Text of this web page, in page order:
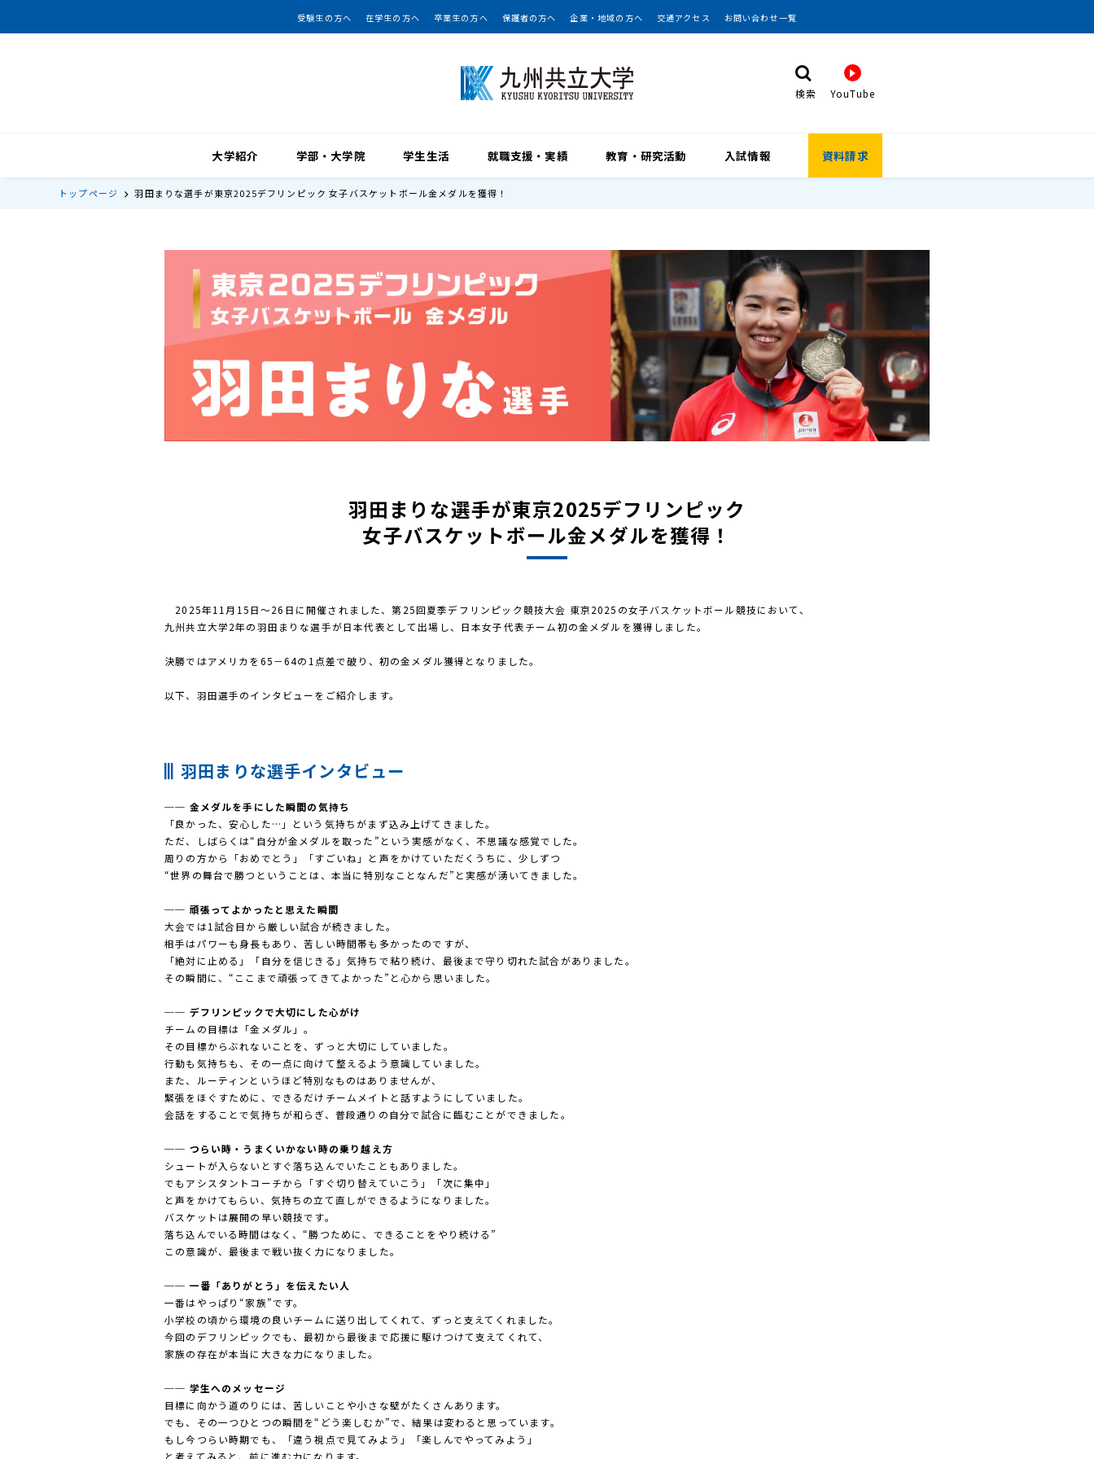
受験生の方へ 在学生の方へ 卒業生の方へ 保護者の方へ 企業・地域の方へ 交通アクセス お問い合わせ一覧
検索 YouTube
大学紹介 学部・大学院 学生生活 就職支援・実績 教育・研究活動 入試情報 資料請求
トップページ 羽田まりな選手が東京2025デフリンピック 女子バスケットボール金メダルを獲得！
羽田まりな選手が東京2025デフリンピック
女子バスケットボール金メダルを獲得！
2025年11月15日～26日に開催されました、第25回夏季デフリンピック競技大会 東京2025の女子バスケットボール競技において、
九州共立大学2年の羽田まりな選手が日本代表として出場し、日本女子代表チーム初の金メダルを獲得しました。
決勝ではアメリカを65－64の1点差で破り、初の金メダル獲得となりました。
以下、羽田選手のインタビューをご紹介します。
羽田まりな選手インタビュー
── 金メダルを手にした瞬間の気持ち
「良かった、安心した…」という気持ちがまず込み上げてきました。
ただ、しばらくは“自分が金メダルを取った”という実感がなく、不思議な感覚でした。
周りの方から「おめでとう」「すごいね」と声をかけていただくうちに、少しずつ
“世界の舞台で勝つということは、本当に特別なことなんだ”と実感が湧いてきました。
── 頑張ってよかったと思えた瞬間
大会では1試合目から厳しい試合が続きました。
相手はパワーも身長もあり、苦しい時間帯も多かったのですが、
「絶対に止める」「自分を信じきる」気持ちで粘り続け、最後まで守り切れた試合がありました。
その瞬間に、“ここまで頑張ってきてよかった”と心から思いました。
── デフリンピックで大切にした心がけ
チームの目標は「金メダル」。
その目標からぶれないことを、ずっと大切にしていました。
行動も気持ちも、その一点に向けて整えるよう意識していました。
また、ルーティンというほど特別なものはありませんが、
緊張をほぐすために、できるだけチームメイトと話すようにしていました。
会話をすることで気持ちが和らぎ、普段通りの自分で試合に臨むことができました。
── つらい時・うまくいかない時の乗り越え方
シュートが入らないとすぐ落ち込んでいたこともありました。
でもアシスタントコーチから「すぐ切り替えていこう」「次に集中」
と声をかけてもらい、気持ちの立て直しができるようになりました。
バスケットは展開の早い競技です。
落ち込んでいる時間はなく、“勝つために、できることをやり続ける”
この意識が、最後まで戦い抜く力になりました。
── 一番「ありがとう」を伝えたい人
一番はやっぱり“家族”です。
小学校の頃から環境の良いチームに送り出してくれて、ずっと支えてくれました。
今回のデフリンピックでも、最初から最後まで応援に駆けつけて支えてくれて、
家族の存在が本当に大きな力になりました。
── 学生へのメッセージ
目標に向かう道のりには、苦しいことや小さな壁がたくさんあります。
でも、その一つひとつの瞬間を“どう楽しむか”で、結果は変わると思っています。
もし今つらい時期でも、「違う視点で見てみよう」「楽しんでやってみよう」
と考えてみると、前に進む力になります。